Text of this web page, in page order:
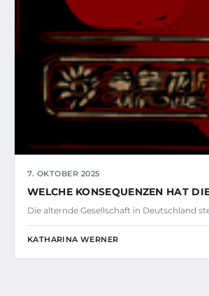
7. OKTOBER 2025
WELCHE KONSEQUENZEN HAT
Die alternde Gesellschaft in Deutschland
KATHARINA WERNER